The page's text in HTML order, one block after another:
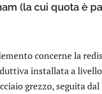
(la cui quota è
concerne la
installata a
grezzo, seguita